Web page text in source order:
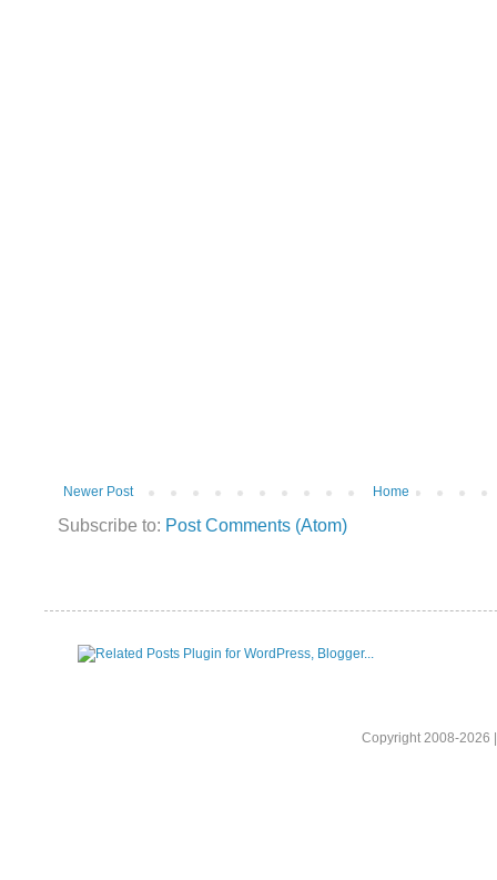
Newer Post Home
Subscribe to: Post Comments (Atom)
Copyright 2008-2026